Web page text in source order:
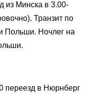
из Минска в 3.00-
Транзит по
Польши. Ночлег на
переезд в Нюрнберг